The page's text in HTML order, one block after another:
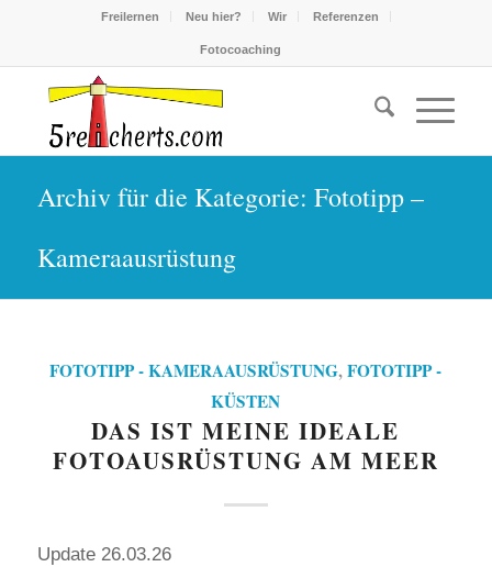
Freilernen Neu hier? Wir Referenzen
Fotocoaching
Archiv für die Kategorie: Fototipp –
Kameraausrüstung
FOTOTIPP - KAMERAAUSRÜSTUNG,FOTOTIPP -
KÜSTEN
DAS IST MEINE IDEALE
FOTOAUSRÜSTUNG AM MEER
Update 26.03.26